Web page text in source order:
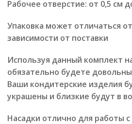
Рабочее отверстие: от 0,5 см
Упаковка может отличаться
зависимости от поставки
Используя данный комплект
обязательно будете
Ваши кондитерские изделия
украшены и близкие будут в
Насадки отлично для работы